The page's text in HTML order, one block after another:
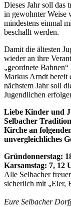
Dieses Jahr soll das
in gewohnter Weise
mindestens einmal
beschallt werden.
Damit die ältesten
wieder an ihre
„geordnete
Markus Arndt bereit
nächstem Jahr soll
Jugendlichen
Liebe Kinder und
Selbacher
Kirche an
unvergleichliches
Gründonnerstag:
Karsamstag: 7, 12
Alle Selbacher
sicherlich mit „Eier,
Eure Selbacher